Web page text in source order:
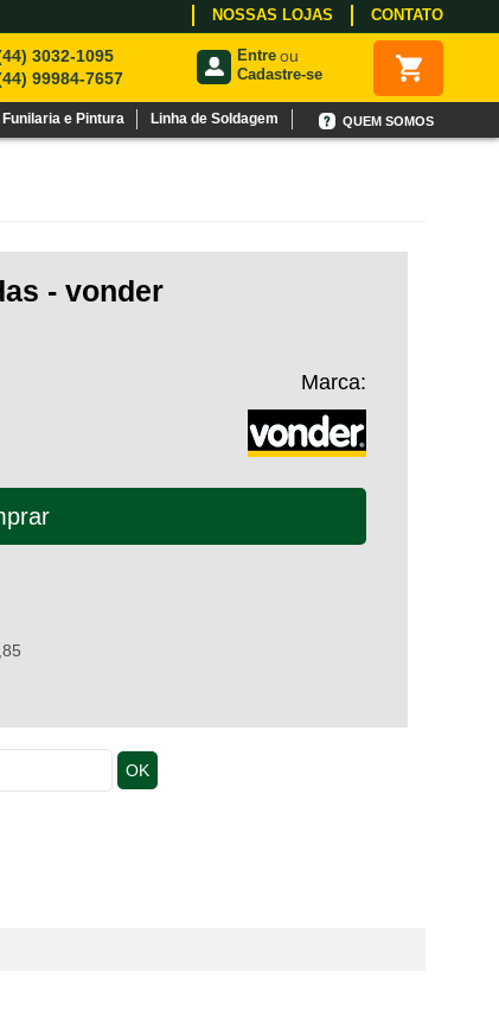
NOSSAS LOJAS CONTATO
3032-1095
99984-7657
Entre ou
Cadastre-se
Funilaria e Pintura Linha de Soldagem QUEM SOMOS
- vonder
Marca:
OK